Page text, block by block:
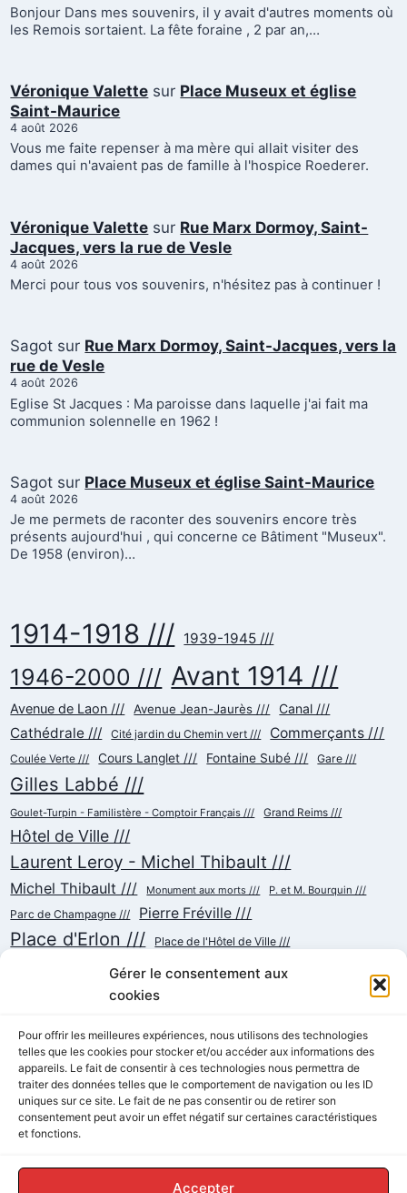
Gérer le consentement aux
cookies
Pour offrir les meilleures expériences, nous utilisons des technologies
telles que les cookies pour stocker et/ou accéder aux informations des
appareils. Le fait de consentir à ces technologies nous permettra de
traiter des données telles que le comportement de navigation ou les ID
uniques sur ce site. Le fait de ne pas consentir ou de retirer son
consentement peut avoir un effet négatif sur certaines caractéristiques
et fonctions.
Accepter
Bonjour Dans mes souvenirs, il y avait d'autres moments où
les Remois sortaient. La fête foraine , 2 par an,…
Véronique Valette sur Place Museux et église
Saint-Maurice
4 août 2026
Vous me faite repenser à ma mère qui allait visiter des
dames qui n'avaient pas de famille à l'hospice Roederer.
Véronique Valette sur Rue Marx Dormoy, Saint-
Jacques, vers la rue de Vesle
4 août 2026
Merci pour tous vos souvenirs, n'hésitez pas à continuer !
Sagot sur Rue Marx Dormoy, Saint-Jacques, vers la
rue de Vesle
4 août 2026
Eglise St Jacques : Ma paroisse dans laquelle j'ai fait ma
communion solennelle en 1962 !
Sagot sur Place Museux et église Saint-Maurice
4 août 2026
Je me permets de raconter des souvenirs encore très
présents aujourd'hui , qui concerne ce Bâtiment "Museux".
De 1958 (environ)…
1914-1918 /// 1939-1945 ///
1946-2000 /// Avant 1914 ///
Avenue de Laon /// Avenue Jean-Jaurès /// Canal ///
Cathédrale /// Cité jardin du Chemin vert /// Commerçants ///
Coulée Verte /// Cours Langlet /// Fontaine Subé /// Gare ///
Gilles Labbé ///
Goulet-Turpin - Familistère - Comptoir Français /// Grand Reims ///
Hôtel de Ville ///
Laurent Leroy - Michel Thibault ///
Michel Thibault /// Monument aux morts /// P. et M. Bourquin ///
Parc de Champagne /// Pierre Fréville ///
Place d'Erlon /// Place de l'Hôtel de Ville ///
Place de la République /// Place du Cardinal Luçon ///
Place du Forum/des Marchés ///
Rue Buirette /// Rue Carnot /// Rue Chanzy /// Rue Colbert ///
Rue Cérès /// Rue de l'Etape /// Rue de Mars /// Rue de Talleyrand ///
Rue de Vesle /// Rue Thiers /// Succursalisme /// Tramway ///